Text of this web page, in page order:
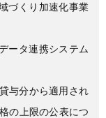
づくり加速化事業
ータ連携システム
与分から適用され
の上限の公表につ